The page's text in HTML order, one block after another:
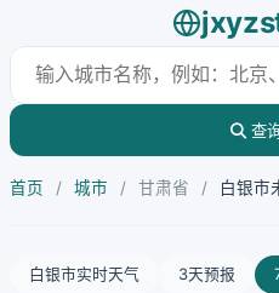
查
首页 / 城市 / 甘肃省 / 白银市
白银市实时天气 3天预报